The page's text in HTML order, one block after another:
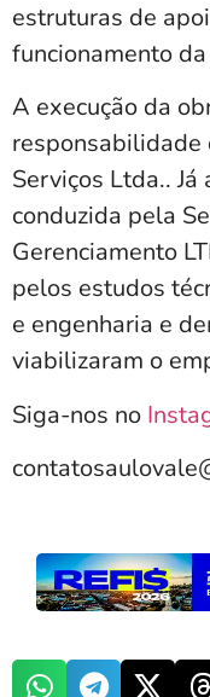
estruturas de
funcionamento
A execução da
responsabilidade
Serviços Ltda..
conduzida pela
Gerenciamento
pelos estudos
e engenharia e
viabilizaram o
Siga-nos no